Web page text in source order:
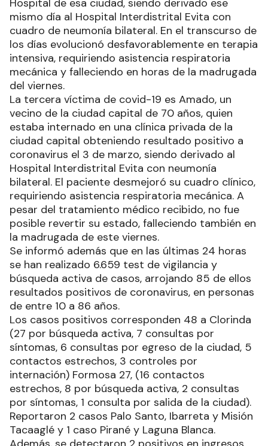
Hospital de esa ciudad, siendo derivado ese
mismo día al Hospital Interdistrital Evita con
cuadro de neumonía bilateral. En el transcurso de
los días evolucionó desfavorablemente en terapia
intensiva, requiriendo asistencia respiratoria
mecánica y falleciendo en horas de la madrugada
del viernes.
La tercera víctima de covid-19 es Amado, un
vecino de la ciudad capital de 70 años, quien
estaba internado en una clínica privada de la
ciudad capital obteniendo resultado positivo a
coronavirus el 3 de marzo, siendo derivado al
Hospital Interdistrital Evita con neumonía
bilateral. El paciente desmejoró su cuadro clínico,
requiriendo asistencia respiratoria mecánica. A
pesar del tratamiento médico recibido, no fue
posible revertir su estado, falleciendo también en
la madrugada de este viernes.
Se informó además que en las últimas 24 horas
se han realizado 6.659 test de vigilancia y
búsqueda activa de casos, arrojando 85 de ellos
resultados positivos de coronavirus, en personas
de entre 10 a 86 años.
Los casos positivos corresponden 48 a Clorinda
(27 por búsqueda activa, 7 consultas por
síntomas, 6 consultas por egreso de la ciudad, 5
contactos estrechos, 3 controles por
internación) Formosa 27, (16 contactos
estrechos, 8 por búsqueda activa, 2 consultas
por síntomas, 1 consulta por salida de la ciudad).
Reportaron 2 casos Palo Santo, Ibarreta y Misión
Tacaaglé y 1 caso Pirané y Laguna Blanca.